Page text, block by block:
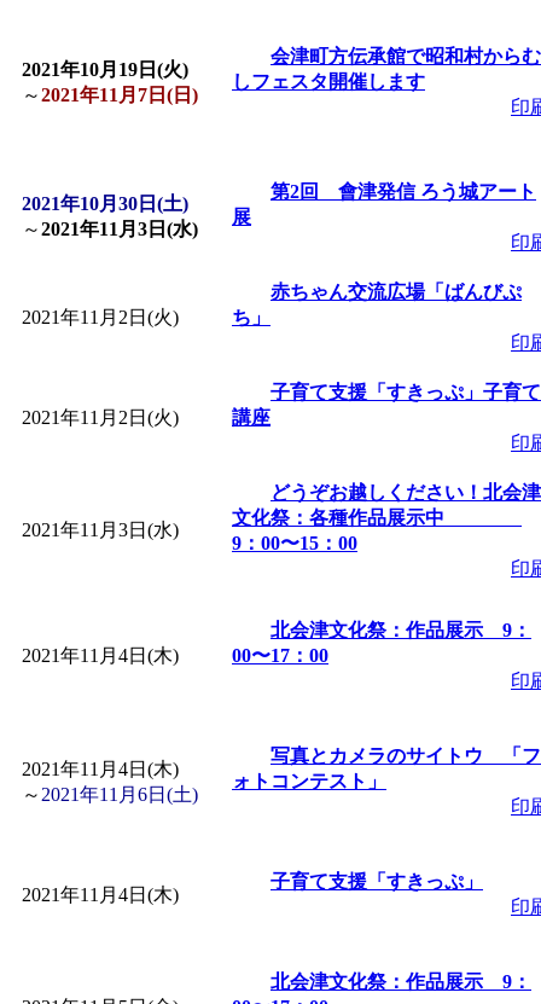
皆鶴姫のこびる塾
～」 受付期間：～
子育て講座「ばん
2026/07/10～2026/08/
「子育て交流広場「
間：2026/07/13～
「子育て交流広場「
間：2026/08/10～
赤ちゃん子育て講
付期間：2026/08/10～
赤ちゃん子育て講
付期間：2026/08/10～
「 まだまだ暑い！コ
レクリエーション 障
2021年10月19日(火)
～2021年11月7日(日)
会津町方伝承館で昭和村からむ
しフェスタ開催します
印
2021年10月30日(土)
～2021年11月3日(水)
第2回 會津発信 ろう城アート
展
印
2021年11月2日(火)
赤ちゃん交流広場「ばんびぷ
ち」
印
2021年11月2日(火)
子育て支援「すきっぷ」子育て
講座
印
2021年11月3日(水)
どうぞお越しください！北会津
文化祭：各種作品展示中
9：00〜15：00
印
2021年11月4日(木)
北会津文化祭：作品展示 9：
00〜17：00
印
2021年11月4日(木)
～ 2021年11月6日(土)
写真とカメラのサイトウ 「フ
ォトコンテスト」
印
2021年11月4日(木)
子育て支援「すきっぷ」
印
北会津文化祭：作品展示 9：